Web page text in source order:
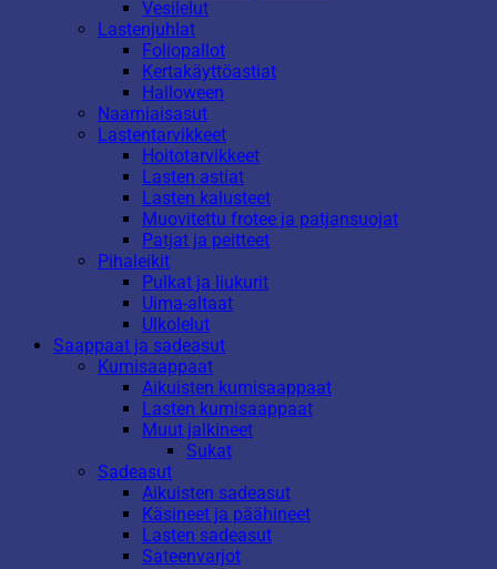
Vesilelut
Lastenjuhlat
Foliopallot
Kertakäyttöastiat
Halloween
Naamiaisasut
Lastentarvikkeet
Hoitotarvikkeet
Lasten astiat
Lasten kalusteet
Muovitettu frotee ja patjansuojat
Patjat ja peitteet
Pihaleikit
Pulkat ja liukurit
Uima-altaat
Ulkolelut
Saappaat ja sadeasut
Kumisaappaat
Aikuisten kumisaappaat
Lasten kumisaappaat
Muut jalkineet
Sukat
Sadeasut
Aikuisten sadeasut
Käsineet ja päähineet
Lasten sadeasut
Sateenvarjot